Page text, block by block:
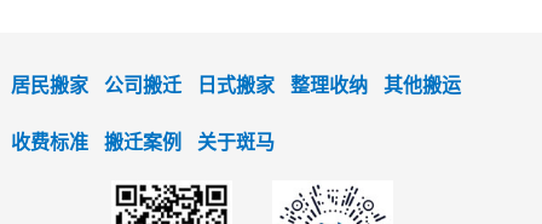
居民搬家 公司搬迁 日式搬家 整理收纳 其他搬运
收费标准 搬迁案例 关于斑马